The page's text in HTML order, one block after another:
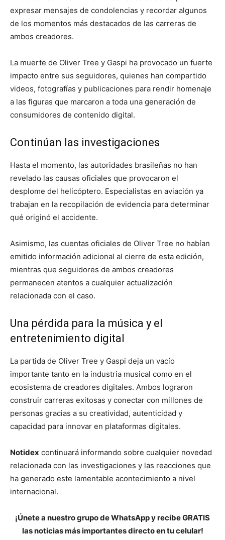
expresar mensajes de condolencias y recordar algunos
de los momentos más destacados de las carreras de
ambos creadores.
La muerte de Oliver Tree y Gaspi ha provocado un fuerte
impacto entre sus seguidores, quienes han compartido
videos, fotografías y publicaciones para rendir homenaje
a las figuras que marcaron a toda una generación de
consumidores de contenido digital.
Continúan las investigaciones
Hasta el momento, las autoridades brasileñas no han
revelado las causas oficiales que provocaron el
desplome del helicóptero. Especialistas en aviación ya
trabajan en la recopilación de evidencia para determinar
qué originó el accidente.
Asimismo, las cuentas oficiales de Oliver Tree no habían
emitido información adicional al cierre de esta edición,
mientras que seguidores de ambos creadores
permanecen atentos a cualquier actualización
relacionada con el caso.
Una pérdida para la música y el
entretenimiento digital
La partida de Oliver Tree y Gaspi deja un vacío
importante tanto en la industria musical como en el
ecosistema de creadores digitales. Ambos lograron
construir carreras exitosas y conectar con millones de
personas gracias a su creatividad, autenticidad y
capacidad para innovar en plataformas digitales.
Notidex continuará informando sobre cualquier novedad
relacionada con las investigaciones y las reacciones que
ha generado este lamentable acontecimiento a nivel
internacional.
¡Únete a nuestro grupo de WhatsApp y recibe GRATIS
las noticias más importantes directo en tu celular!